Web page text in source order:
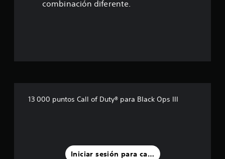
combinación diferente.
13 000 puntos Call of Duty® para Black Ops III
Iniciar sesión para calificar